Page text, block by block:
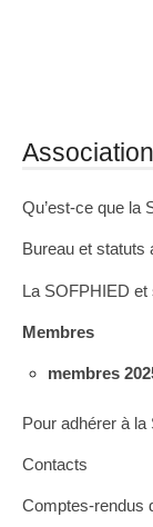
Association
Qu’est-ce que la
Bureau et statuts
La SOFPHIED et
Membres
membres
Pour adhérer à la
Contacts
Comptes-rendus